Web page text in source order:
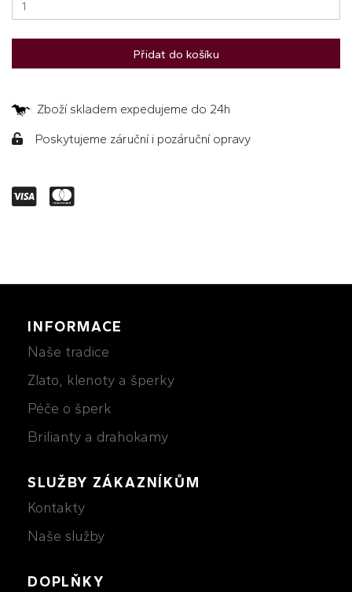
Přidat do košíku
Zboží skladem expedujeme do 24h
Poskytujeme záruční i pozáruční opravy
INFORMACE
Naše tradice
Zlato, klenoty a šperky
Péče o šperk
Brilianty a drahokamy
SLUŽBY ZÁKAZNÍKŮM
Kontakty
Naše služby
DOPLŇKY